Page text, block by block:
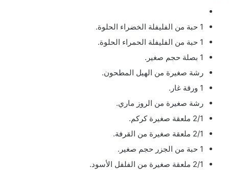
1 حبة من الفليفلة الخضراء الحلوة.
1 حبة من الفليفلة الحمراء الحلوة.
1 بصلة حجم صغير.
رشة صغيرة من الهيل المطحون.
1 ورقة غار.
رشة صغيرة من الروز ماري.
2/1 ملعقة صغيرة كركم.
2/1 ملعقة صغيرة من القرفة.
1 حبة من الجزر حجم صغير.
2/1 ملعقة صغيرة من الفلفل الأسود.